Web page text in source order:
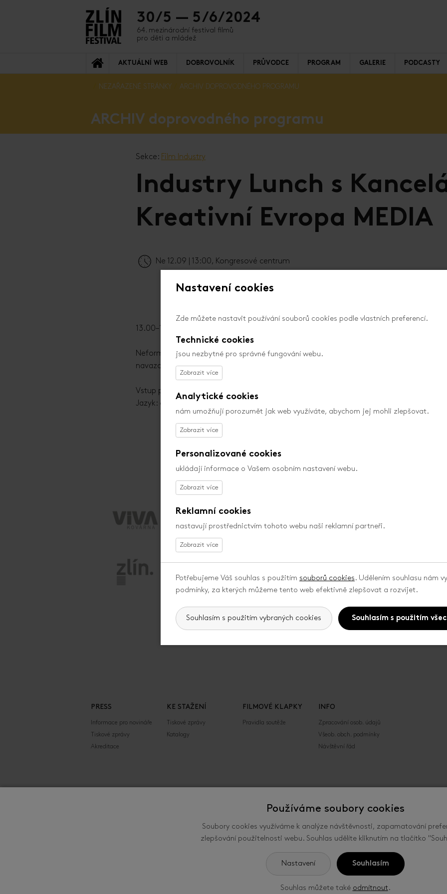
30/5 — 5/6/2024
64. mezinárodní festival filmů
pro děti a mládež
AKTUÁLNÍ WEB DOBROVOLNÍK PRŮVODCE PROGRAM GALERIE PODCASTY
NEZAŘAZENÉ STRÁNKY ARCHIV DOPROVODNÉHO PROGRAMU
ARCHIV doprovodného programu
Sekce: Film Industry
Industry Lunch s
Kreativní Evropa MEDIA
Ne 12.09 | 13:00, Kongresové centrum
13.00–14.00, Kongresové centrum, restaurace Spirit / terasa
Neformální oběd pro akreditované filmové profesionály pořádaný Kanceláří Kreativní
navazování kontaktů a setkání napříč obory filmového průmyslu.
Vstup pouze pro akreditované filmové profesionály.
Jazyk: čeština, angličtina
VŠICHNI PARTNEŘI
PRESS
Informace pro novináře
Tiskové zprávy
Akreditace
KE STAŽENÍ
Tiskové zprávy
Katalogy
FILMOVÉ KLAPKY
Pravidla soutěže
INFO
Zpracování osob. údajů
Všeob. obch. podmínky
Návštěvní řád
FILMFEST, s.r.o.
Zlín Film Festival - mezinárodní festival filmů pro děti a mládež ve
Nastavení cookies
Nastavení cookies
Zde můžete nastavit používání souborů cookies podle vlastních preferencí.
Technické cookies
jsou nezbytné pro správné fungování webu.
Analytické cookies
nám umožňují porozumět jak web využíváte, abychom jej mohli zlepšovat.
Personalizované cookies
ukládají informace o Vašem osobním nastavení webu.
Reklamní cookies
nastavují prostřednictvím tohoto webu naši reklamní partneři.
Potřebujeme Váš souhlas s použitím souborů cookies . Udělením souhlasu nám
podmínky, za kterých můžeme tento web efektivně zlepšovat a rozvíjet.
Souhlasím s použitím vybraných cookies Souhlasím s použitím
Používáme soubory cookies
Soubory cookies využíváme k analýze návštěvnosti, zapamatování
zlepšování použitelnosti webu. Souhlas udělíte kliknutím na tlačítko
Nastavení Souhlasím
Souhlas můžete také odmítnout.